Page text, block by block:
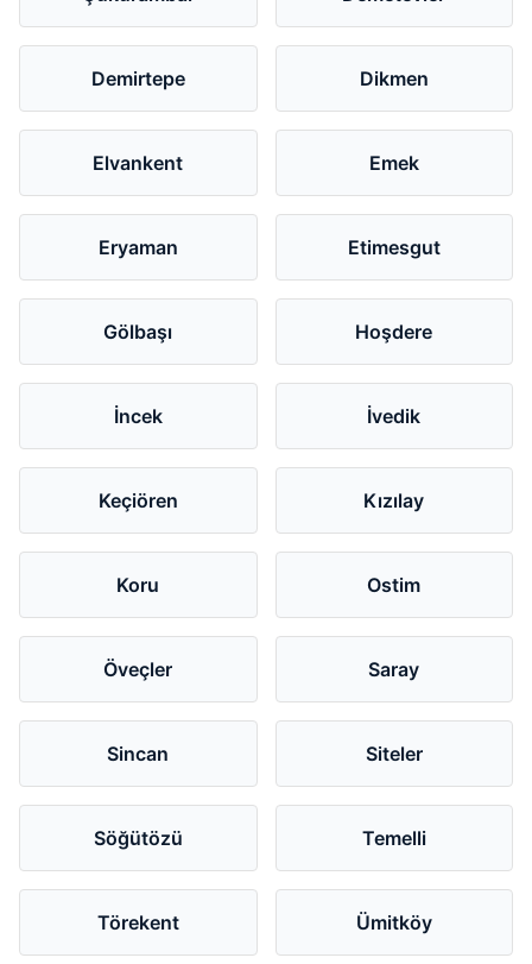
Demirtepe Dikmen
Elvankent Emek
Eryaman Etimesgut
Gölbaşı Hoşdere
İncek İvedik
Keçiören Kızılay
Koru Ostim
Öveçler Saray
Sincan Siteler
Söğütözü Temelli
Törekent Ümitköy